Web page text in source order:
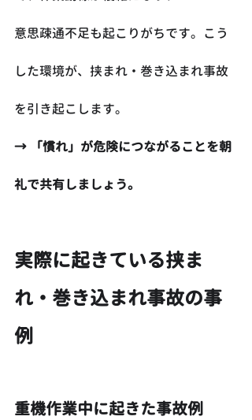
意思疎通不足も起こりがちです。こう
した環境が、挟まれ・巻き込まれ事故
を引き起こします。
→ 「慣れ」が危険につながることを朝
礼で共有しましょう。
実際に起きている挟ま
れ・巻き込まれ事故の事
例
重機作業中に起きた事故例